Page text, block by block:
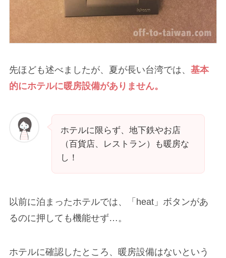
先ほども述べましたが、夏が長い台湾では、 基本
的にホテルに暖房設備がありません。
ホテルに限らず、地下鉄やお店
（百貨店、レストラン）も暖房な
し！
以前に泊まったホテルでは、「heat」ボタンがあ
るのに押しても機能せず…。
ホテルに確認したところ、暖房設備はないという